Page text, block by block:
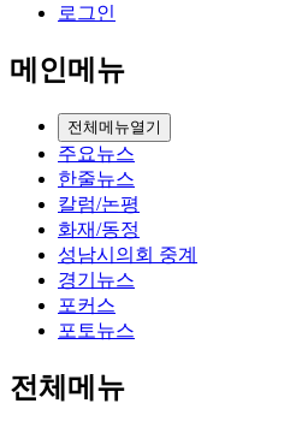
로그인
메인메뉴
전체메뉴열기
주요뉴스
한줄뉴스
칼럼/논평
화재/동정
성남시의회 중계
경기뉴스
포커스
포토뉴스
전체메뉴